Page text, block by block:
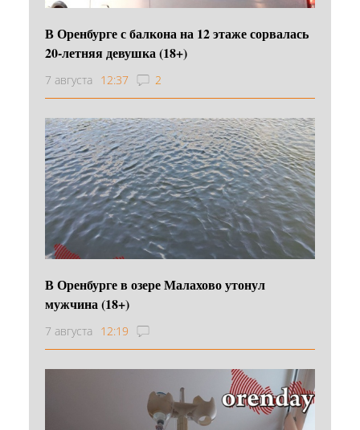
В Оренбурге с балкона на 12 этаже сорвалась
20-летняя девушка (18+)
7 августа 12:37 2
В Оренбурге в озере Малахово утонул
мужчина (18+)
7 августа 12:19